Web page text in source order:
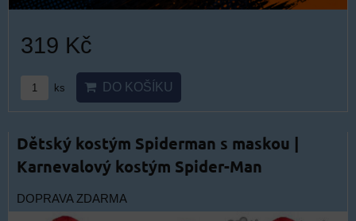
319 Kč
ks DO KOŠÍKU
Dětský kostým Spiderman s maskou |
Karnevalový kostým Spider-Man
DOPRAVA ZDARMA